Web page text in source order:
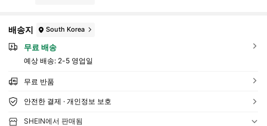
배송지 South Korea
무료 배송
예상 배송: 2-5 영업일
무료 반품
안전한 결제 · 개인정보 보호
SHEIN에서 판매됨